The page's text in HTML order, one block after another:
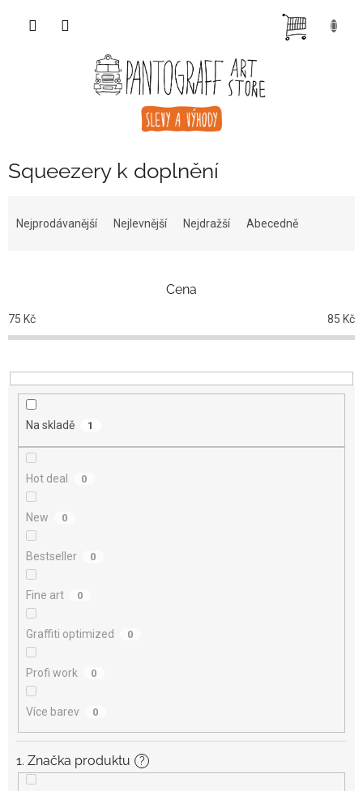
Squeezery k doplnění
p
r
o
u
Nejprodávanější Nejlevnější Nejdražší Abecedně
Cena
75 Kč 85 Kč
Na skladě 1
Hot deal 0
New 0
Bestseller 0
Fine art 0
Graffiti optimized 0
Profi work 0
Více barev 0
1. Značka produktu ?